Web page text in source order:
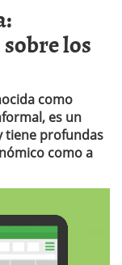
los
como
es un
tiene profundas
como a